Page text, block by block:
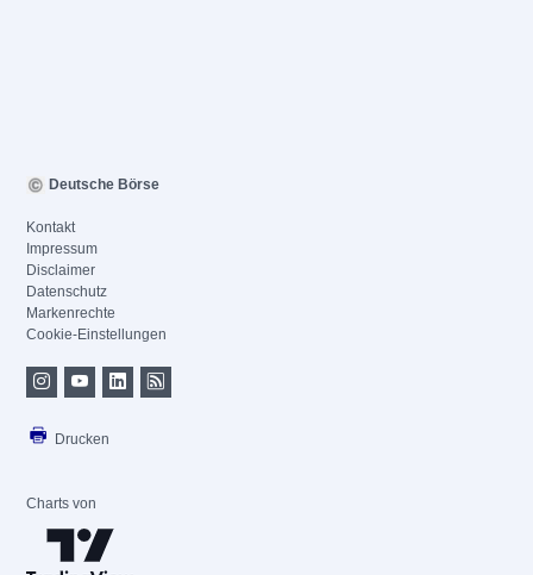
Deutsche Börse
Kontakt
Impressum
Disclaimer
Datenschutz
Markenrechte
Cookie-Einstellungen
Drucken
Charts von